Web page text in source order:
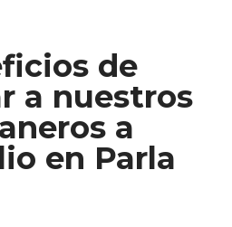
de
a nuestros
a
en Parla